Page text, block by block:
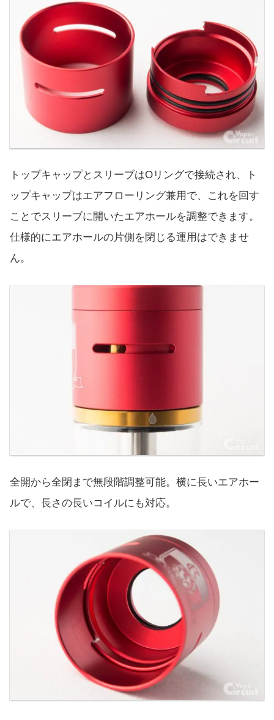
トップキャップとスリーブはOリングで接続され、ト
ップキャップはエアフローリング兼用で、これを回す
ことでスリーブに開いたエアホールを調整できます。
仕様的にエアホールの片側を閉じる運用はできませ
ん。
全開から全閉まで無段階調整可能。横に長いエアホー
ルで、長さの長いコイルにも対応。